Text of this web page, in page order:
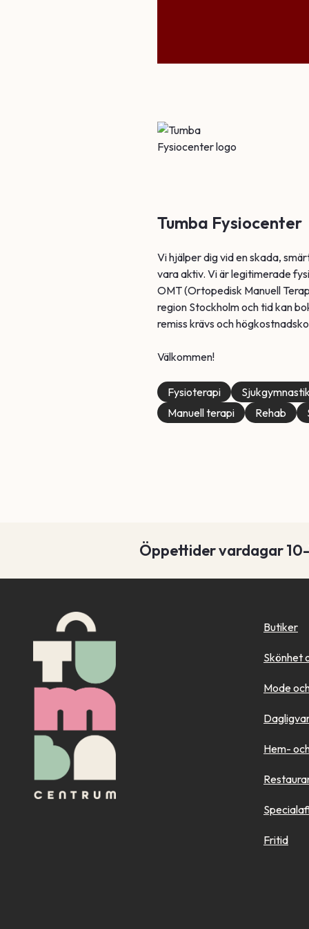
Tumba Fysiocenter
Vi hjälper dig vid en skada,
vara aktiv. Vi är legitimerade
OMT (Ortopedisk Manuell
region Stockholm och tid kan
remiss krävs och
Fysioterapi Sjukgymnastik
Manuell terapi
Rehab
Öppettider vardagar
Butiker
Skönhet
Mode
Hem-
Fritid